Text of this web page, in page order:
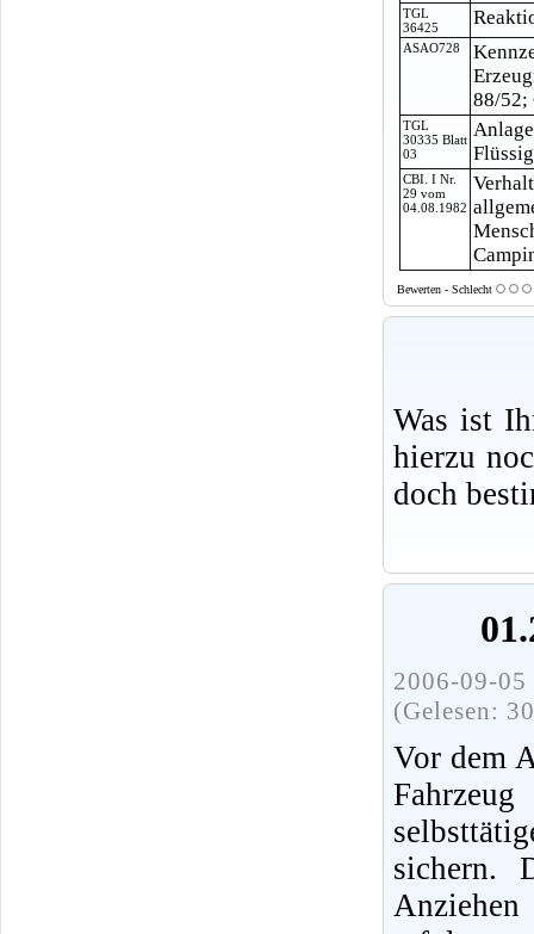
TGL
36425
ASAO728
88/52;
TGL
30335 Blatt
03
CBI. I Nr.
29 vom
04.08.1982
Bewerten - Schlecht
Was ist
hierzu
doch
2006-09-
(Gelesen:
Vor dem
sichern.
Anziehen